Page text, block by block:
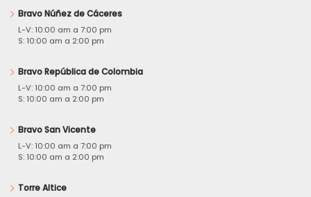
Bravo Núñez de Cáceres
L-V: 10:00 am a 7:00 pm
S: 10:00 am a 2:00 pm
Bravo República de Colombia
L-V: 10:00 am a 7:00 pm
S: 10:00 am a 2:00 pm
Bravo San Vicente
L-V: 10:00 am a 7:00 pm
S: 10:00 am a 2:00 pm
Torre Altice